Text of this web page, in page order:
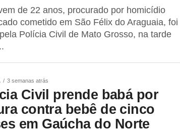
de 22 anos, procurado por homicídio
cometido em São Félix do Araguaia, foi
Polícia Civil de Mato Grosso, na tarde
3 semanas atrás
Civil prende babá por
contra bebê de cinco
em Gaúcha do Norte